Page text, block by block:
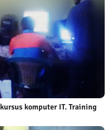
komputer IT. Training